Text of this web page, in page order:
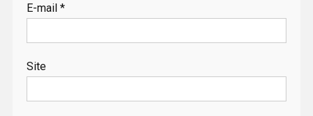
E-mail *
Site